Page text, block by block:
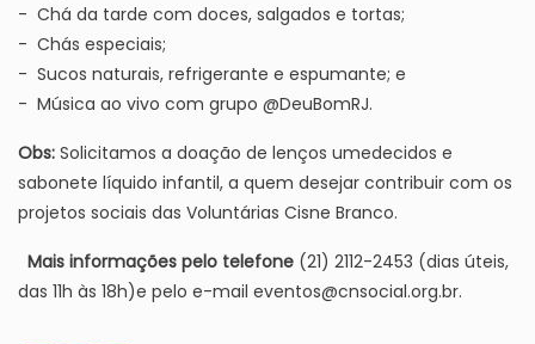
- Chá da tarde com doces, salgados e tortas;
- Chás especiais;
- Sucos naturais, refrigerante e espumante; e
- Música ao vivo com grupo @DeuBomRJ.
Obs: Solicitamos a doação de lenços umedecidos e
sabonete líquido infantil, a quem desejar contribuir com os
projetos sociais das Voluntárias Cisne Branco.
Mais informações pelo telefone (21) 2112-2453 (dias úteis,
das 11h às 18h)e pelo e-mail eventos@cnsocial.org.br.